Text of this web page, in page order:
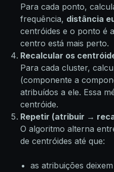
Para cada ponto,
frequência, distância
centróides e o ponto é
centro está mais perto.
Recalcular os
Para cada cluster,
(componente a
atribuídos a ele. Essa
centróide.
Repetir (atribuir →
O algoritmo alterna
de centróides até que:
as atribuições